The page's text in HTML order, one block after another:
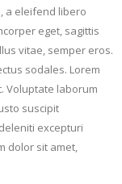
a eleifend libero
eget, sagittis
vitae, semper eros.
sodales. Lorem
Voluptate laborum
suscipit
excepturi
dolor sit amet,